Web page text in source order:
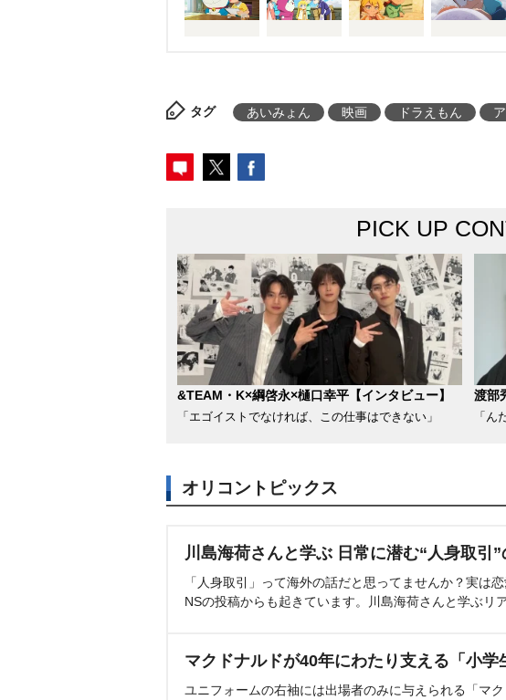
タグ あいみょん 映画 ドラえもん
PICK UP
&TEAM・K×綱啓永×樋口幸平【インタビュー】
「エゴイストでなければ、この仕事はできない」
渡部
「ん
オリコントピックス
川島海荷さんと学ぶ 日常に潜む“人身取引
「人身取引」って海外の話だと思ってませんか？実は
NSの投稿からも起きています。川島海荷さんと学ぶリ
マクドナルドが40年にわたり支える「小学
ユニフォームの右袖には出場者のみに与えられる「マ